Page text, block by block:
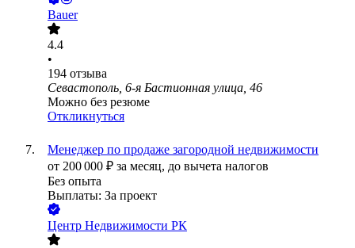
Bauer
4.4
•
194 отзыва
Севастополь, 6-я Бастионная улица, 46
Можно без резюме
Откликнуться
Менеджер по продаже загородной недвижимости
от 200 000 ₽ за месяц, до вычета налогов
Без опыта
Выплаты: За проект
Центр Недвижимости РК